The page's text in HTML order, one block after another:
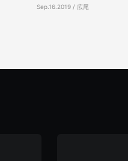
Sep.16.2019 / 広尾